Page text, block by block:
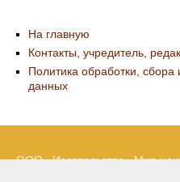
На главную
Контакты, учредитель,
Политика обработки,
данных
ООО «Издательство «Мир